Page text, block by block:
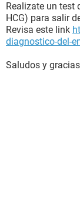
Realizate un test
HCG) para salir
Revisa este link
diagnostico-del-
Saludos y